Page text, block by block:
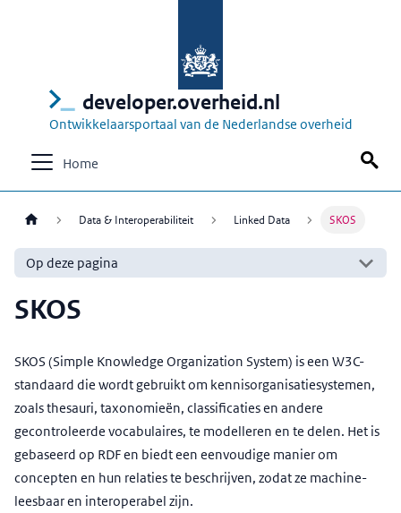
developer.overheid.nl
Ontwikkelaarsportaal van de Nederlandse overheid
Home
Data & Interoperabiliteit Linked Data SKOS
Op deze pagina
SKOS
SKOS (Simple Knowledge Organization System) is een W3C-
standaard die wordt gebruikt om kennisorganisatiesystemen,
zoals thesauri, taxonomieën, classificaties en andere
gecontroleerde vocabulaires, te modelleren en te delen. Het is
gebaseerd op RDF en biedt een eenvoudige manier om
concepten en hun relaties te beschrijven, zodat ze machine-
leesbaar en interoperabel zijn.